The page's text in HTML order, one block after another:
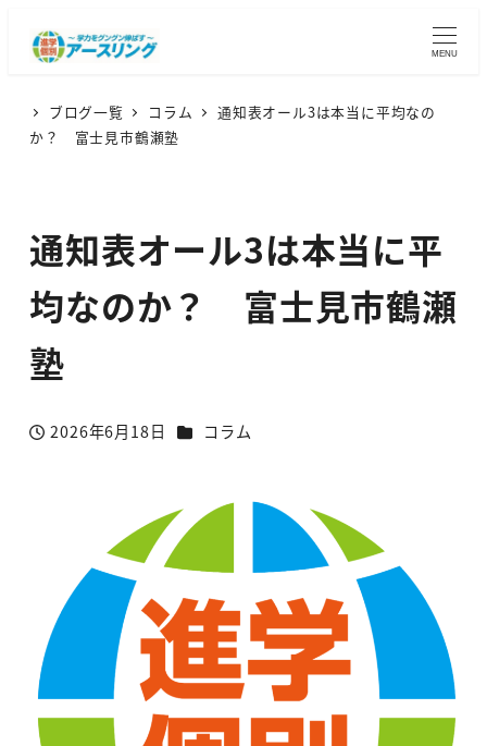
MENU
ブログ一覧 コラム
通知表オール3は本当に平均なの
か？ 富士見市鶴瀬塾
通知表オール3は本当に平
均なのか？ 富士見市鶴瀬
塾
投稿日
2026年6月18日 カテゴリー
コラム